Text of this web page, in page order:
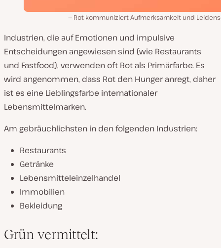
Rot kommuniziert Aufmerksamkeit und
Industrien, die auf Emotionen und impulsive
Entscheidungen angewiesen sind (wie Restaurants
und Fastfood), verwenden oft Rot als Primärfarbe. Es
wird angenommen, dass Rot den Hunger anregt, daher
ist es eine Lieblingsfarbe internationaler
Lebensmittelmarken.
Am gebräuchlichsten in den folgenden Industrien:
Restaurants
Getränke
Lebensmitteleinzelhandel
Immobilien
Bekleidung
Grün vermittelt: